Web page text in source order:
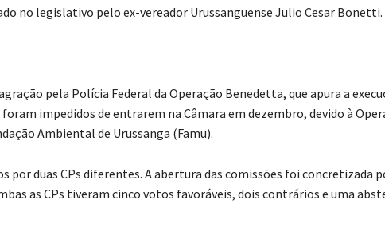
no legislativo pelo ex-vereador Urussanguense Julio Cesar Bonetti.
pela Polícia Federal da Operação Benedetta, que apura a
impedidos de entrarem na Câmara em dezembro, devido à
Ambiental de Urussanga (Famu).
por duas CPs diferentes. A abertura das comissões foi concretizada
as CPs tiveram cinco votos favoráveis, dois contrários e uma